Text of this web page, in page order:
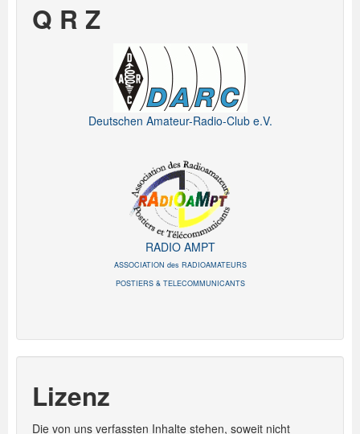
Q R Z
Deutschen Amateur-Radio-Club e.V.
RADIO AMPT
ASSOCIATION des RADIOAMATEURS
POSTIERS & TELECOMMUNICANTS
Lizenz
Die von uns verfassten Inhalte stehen, soweit nicht